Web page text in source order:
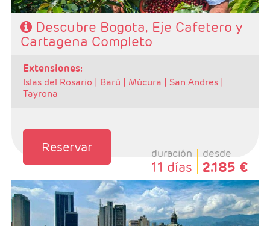
Descubre Bogota, Eje Cafetero y
Cartagena Completo
extensiones:
Islas del Rosario | Barú | Múcura | San Andres |
Tayrona
Reservar duración
11 días
desde
2.185 €
- Salidas: Diarias
- Ruta: 3 Noches Medellin, 3 noches zona Cafetera y 3
noches Cartegena (ampliables)